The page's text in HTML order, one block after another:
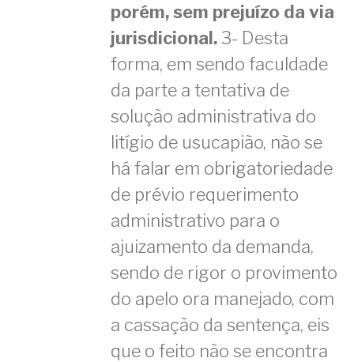
porém, sem prejuízo da via
jurisdicional. 3- Desta
forma, em sendo faculdade
da parte a tentativa de
solução administrativa do
litígio de usucapião, não se
há falar em obrigatoriedade
de prévio requerimento
administrativo para o
ajuizamento da demanda,
sendo de rigor o provimento
do apelo ora manejado, com
a cassação da sentença, eis
que o feito não se encontra